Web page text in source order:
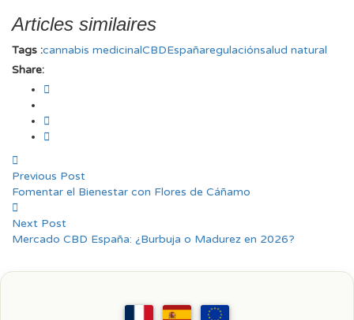
Articles similaires
Tags :cannabis medicinalCBDEspañaregulaciónsalud natural
Share:
Previous Post
Fomentar el Bienestar con Flores de Cáñamo
Next Post
Mercado CBD España: ¿Burbuja o Madurez en 2026?